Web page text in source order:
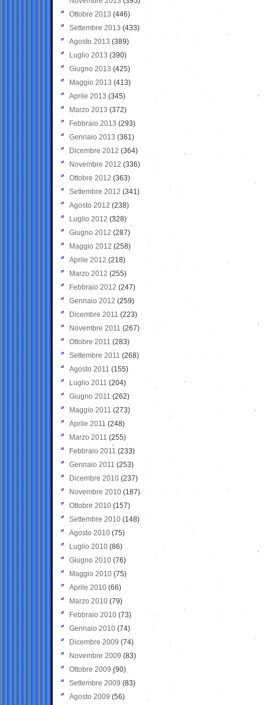
Ottobre 2013 (446)
Settembre 2013 (433)
Agosto 2013 (389)
Luglio 2013 (390)
Giugno 2013 (425)
Maggio 2013 (413)
Aprile 2013 (345)
Marzo 2013 (372)
Febbraio 2013 (293)
Gennaio 2013 (361)
Dicembre 2012 (364)
Novembre 2012 (336)
Ottobre 2012 (363)
Settembre 2012 (341)
Agosto 2012 (238)
Luglio 2012 (328)
Giugno 2012 (287)
Maggio 2012 (258)
Aprile 2012 (218)
Marzo 2012 (255)
Febbraio 2012 (247)
Gennaio 2012 (259)
Dicembre 2011 (223)
Novembre 2011 (267)
Ottobre 2011 (283)
Settembre 2011 (268)
Agosto 2011 (155)
Luglio 2011 (204)
Giugno 2011 (262)
Maggio 2011 (273)
Aprile 2011 (248)
Marzo 2011 (255)
Febbraio 2011 (233)
Gennaio 2011 (253)
Dicembre 2010 (237)
Novembre 2010 (187)
Ottobre 2010 (157)
Settembre 2010 (148)
Agosto 2010 (75)
Luglio 2010 (86)
Giugno 2010 (76)
Maggio 2010 (75)
Aprile 2010 (66)
Marzo 2010 (79)
Febbraio 2010 (73)
Gennaio 2010 (74)
Dicembre 2009 (74)
Novembre 2009 (83)
Ottobre 2009 (90)
Settembre 2009 (83)
Agosto 2009 (56)